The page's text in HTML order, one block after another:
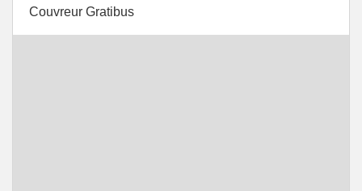
Couvreur Gratibus